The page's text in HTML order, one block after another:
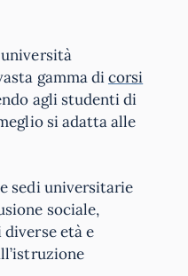
gamma dicorsi
agli studenti di
si adatta alle
sedi universitarie
sociale,
età e